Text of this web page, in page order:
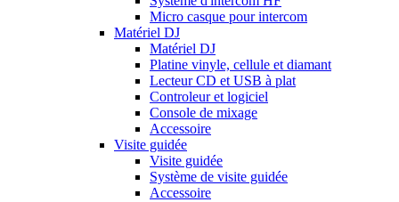
Micro casque pour intercom
Matériel DJ
Matériel DJ
Platine vinyle, cellule et diamant
Lecteur CD et USB à plat
Controleur et logiciel
Console de mixage
Accessoire
Visite guidée
Visite guidée
Système de visite guidée
Accessoire